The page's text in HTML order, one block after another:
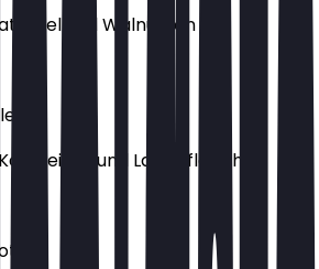
und Walnüssen
und Lammfleisch